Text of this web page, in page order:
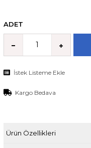
ADET
İstek Listeme Ekle
Kargo Bedava
Ürün Özellikleri